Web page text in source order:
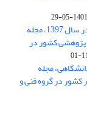
1401-05-29
بر اساس ارزیابی انجام شده توسط فرهنگستان علوم در سال 1397، مجله
پژوهشی کشور در
مجله
کشور در گروه فنی و